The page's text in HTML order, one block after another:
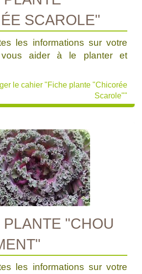
SCAROLE"
les informations sur votre
aider à le planter et
le cahier "Fiche plante "Chicorée
Scarole""
PLANTE "CHOU
les informations sur votre